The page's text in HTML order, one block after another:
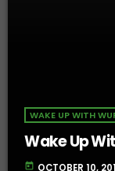
WAKE UP WITH
Wake Up
today OCTOBER 10,